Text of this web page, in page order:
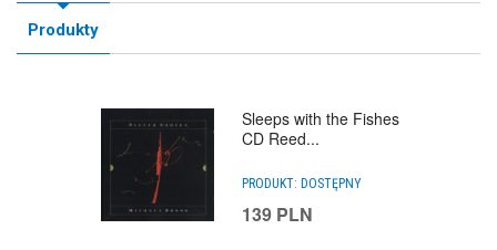
Produkty
Sleeps with the Fishes
CD Reed...
PRODUKT: DOSTĘPNY
139 PLN